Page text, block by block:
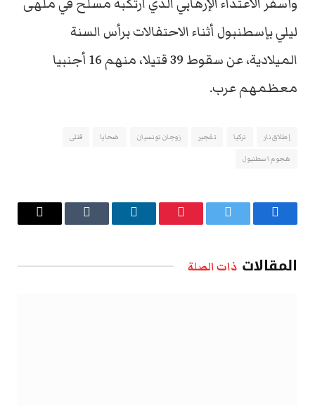
ليلي بإسطنبول أثناء الاحتفالات برأس السنة
الميلادية، عن سقوط 39 قتيلا، منهم 16 أجنبيا
معظمهم عرب.
إطلاق نار تركيا تفجير زوجان تونسيان ضحايا
قتلى
هجوم اسطنبول
فيسبوك تويتر بينتيريستلينكدإن Tumblr
البريد
المقالات ذات الصلة